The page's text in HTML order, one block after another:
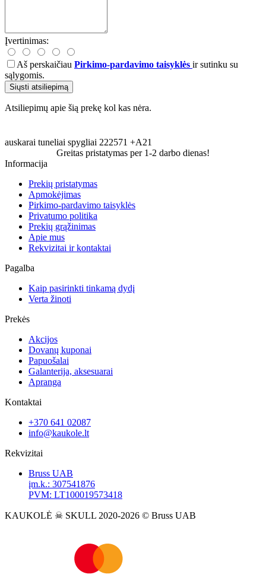
Įvertinimas:
Aš perskaičiau Pirkimo-pardavimo taisyklės ir sutinku su
sąlygomis.
Siųsti atsiliepimą
Atsiliepimų apie šią prekę kol kas nėra.
auskarai tuneliai spygliai 222571 +A21
Greitas pristatymas per 1-2 darbo dienas!
Informacija
Prekių pristatymas
Apmokėjimas
Pirkimo-pardavimo taisyklės
Privatumo politika
Prekių grąžinimas
Apie mus
Rekvizitai ir kontaktai
Pagalba
Kaip pasirinkti tinkamą dydį
Verta žinoti
Prekės
Akcijos
Dovanų kuponai
Papuošalai
Galanterija, aksesuarai
Apranga
Kontaktai
+370 641 02087
info@kaukole.lt
Rekvizitai
Bruss UAB
įm.k.: 307541876
PVM: LT100019573418
KAUKOLĖ ☠ SKULL 2020-2026 © Bruss UAB